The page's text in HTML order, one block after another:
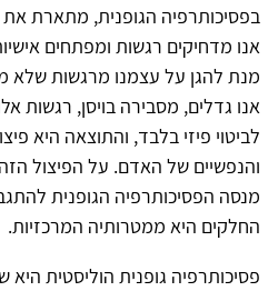
בפסיכותרפיה הגופנית, מתארת
אנו מדחיקים רגשות ומפתחים
מנת להגן על עצמנו מרגשות שלא
אנו גדלים, מסבירה בויסן, רגשות
לביטוי פיזי בלבד, והתוצאה היא
והנפשיים של האדם. על הפיצול
מנסה הפסיכותרפיה הגופנית
החלקים היא ממטרותיה המרכזיות.
פסיכותרפיה גופנית הוליסטית היא